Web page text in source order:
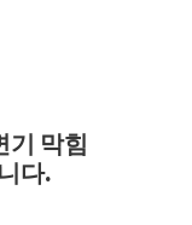
기 막힘
다.